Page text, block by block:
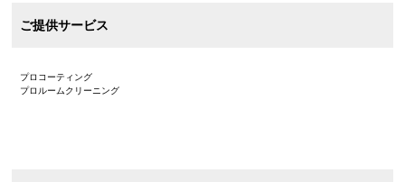
ご提供サービス
プロコーティング
プロルームクリーニング